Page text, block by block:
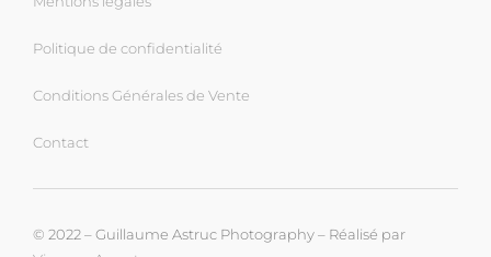
Politique de confidentialité
Conditions Générales de Vente
Contact
© 2022 – Guillaume Astruc Photography – Réalisé par